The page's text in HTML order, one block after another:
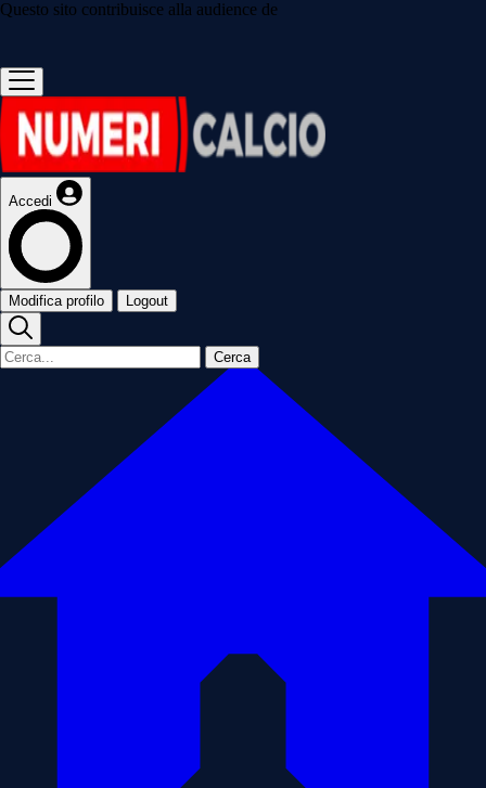
Questo sito contribuisce alla audience de
Accedi
Modifica profilo Logout
Cerca